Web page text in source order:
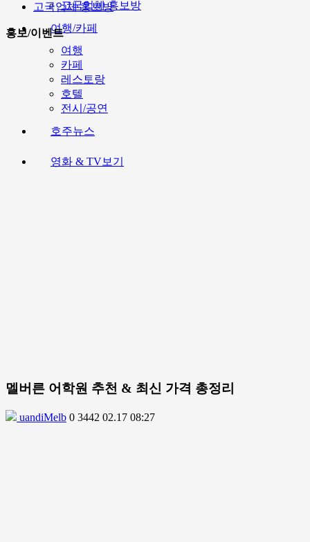
고국업체 홍보방
여행/카페
여행
카페
레스토랑
호텔
전시/공연
호주뉴스
영화 & TV보기
고국업체 홍보방
홍보/이벤트
멜버른 어학원 추천 & 최신 가격 총정리
uandiMelb 0 3442 02.17 08:27